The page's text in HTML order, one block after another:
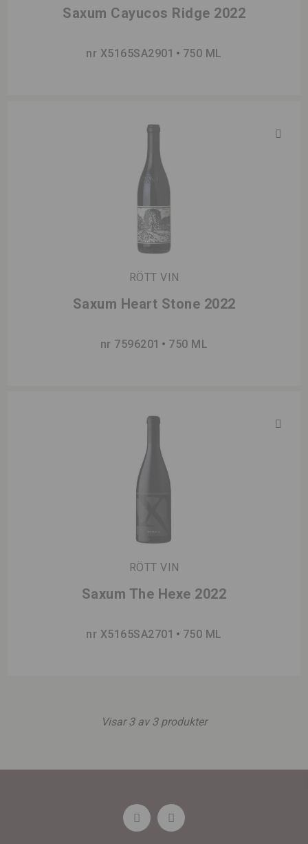
Saxum Cayucos Ridge 2022
nr X5165SA2901 750 ML
RÖTT VIN
Saxum Heart Stone 2022
nr 7596201 750 ML
RÖTT VIN
Saxum The Hexe 2022
nr X5165SA2701 750 ML
Visar3av 3produkter